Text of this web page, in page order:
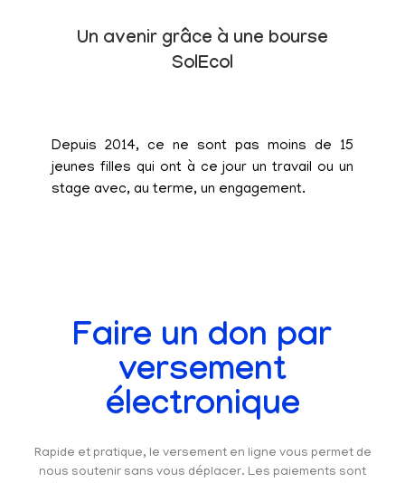
Un avenir grâce à une bourse
SolEcol
Depuis 2014, ce ne sont pas moins de 15
jeunes filles qui ont à ce jour un travail ou un
stage avec, au terme, un engagement.
Faire un don par
versement
électronique
Rapide et pratique, le versement en ligne vous permet de
nous soutenir sans vous déplacer. Les paiements sont